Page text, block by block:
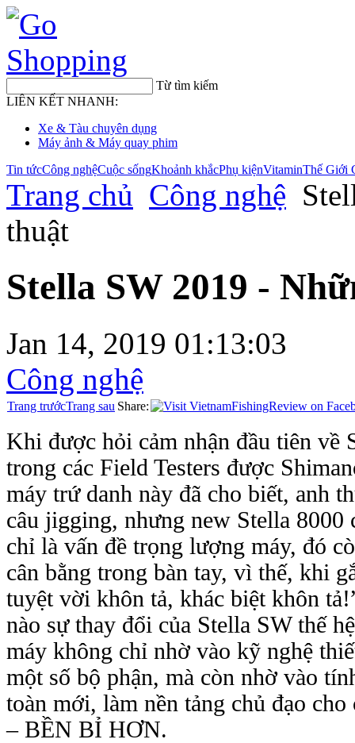
Từ tìm kiếm
LIÊN KẾT NHANH:
Xe & Tàu chuyên dụng
Máy ảnh & Máy quay phim
Tin tứcCông nghệCuộc sốngKhoảnh khắcPhụ kiệnVitaminThế Giới
Trang chủ Công nghệ
thuật
Stella SW 2019 -
Jan 14, 2019 01:13:03
Công nghệ
Trang trướcTrang sau Share:
Khi được hỏi cảm nhận đầu tiên về
trong các Field Testers được
máy trứ danh này đã cho biết, anh
câu jigging, nhưng new Stella 8000
chỉ là vấn đề trọng lượng máy, đó
cân bằng trong bàn tay, vì thế, khi
tuyệt vời khôn tả, khác biệt khôn
nào sự thay đổi của Stella SW thế
máy không chỉ nhờ vào kỹ nghệ
một số bộ phận, mà còn nhờ vào
toàn mới, làm nền tảng chủ đạo
– BỀN BỈ HƠN.